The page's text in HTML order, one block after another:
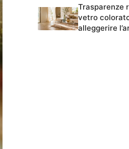
Trasparenze
vetro
alleggerire